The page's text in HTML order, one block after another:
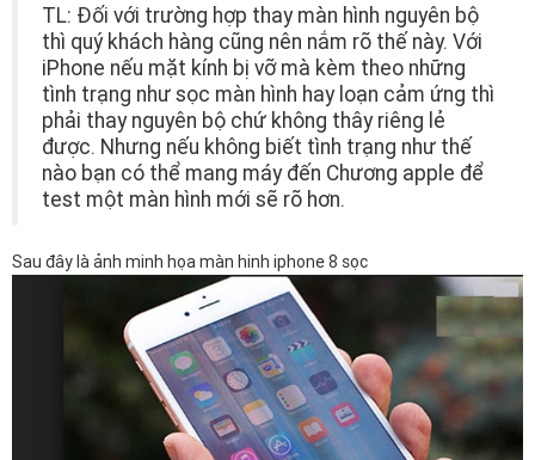
TL: Đối với trường hợp thay màn hình nguyên bộ
thì quý khách hàng cũng nên nắm rõ thế này. Với
iPhone nếu mặt kính bị vỡ mà kèm theo những
tình trạng như sọc màn hình hay loạn cảm ứng thì
phải thay nguyên bộ chứ không thây riêng lẻ
được. Nhưng nếu không biết tình trạng như thế
nào bạn có thể mang máy đến Chương apple để
test một màn hình mới sẽ rõ hơn.
Sau đây là ảnh minh họa màn hinh iphone 8 sọc